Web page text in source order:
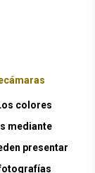
Los colores
mediante
presentar